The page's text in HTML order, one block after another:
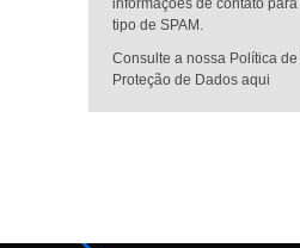
informações de contato
tipo de SPAM.
Consulte a nossa Política
Proteção de Dados aqui